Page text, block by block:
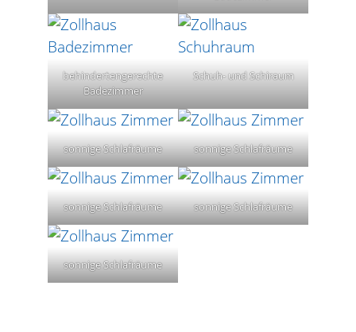
behindertengerechte
Badezimmer
Schuh- und Schiraum
sonnige Schlafräume sonnige Schlafräume
sonnige Schlafräume sonnige Schlafräume
sonnige Schlafräume